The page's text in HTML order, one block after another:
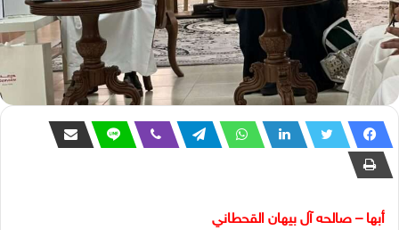
أبها – صالحه آل بيهان القحطاني